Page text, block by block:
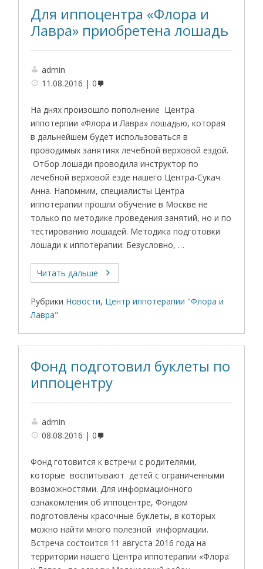
Для иппоцентра «Флора и
Лавра» приобретена лошадь
admin
11.08.2016
0
На днях произошло пополнение Центра
иппотерпии «Флора и Лавра» лошадью, которая
в дальнейшем будет использоваться в
проводимых занятиях лечебной верховой ездой.
Отбор лошади проводила инструктор по
лечебной верховой езде нашего Центра-Сукач
Анна. Напомним, специалисты Центра
иппотерапии прошли обучение в Москве не
только по методике проведения занятий, но и по
тестированию лошадей. Методика подготовки
лошади к иппотерапии: Безусловно, …
Читать дальше
Рубрики Новости, Центр иппотерапии "Флора и
Лавра"
Фонд подготовил буклеты по
иппоцентру
admin
08.08.2016
0
Фонд готовится к встречи с родителями,
которые воспитывают детей с ограниченными
возможностями. Для информационного
ознакомления об иппоцентре, Фондом
подготовлены красочные буклеты, в которых
можно найти много полезной информации.
Встреча состоится 11 августа 2016 года на
территории нашего Центра иппотерапии «Флора